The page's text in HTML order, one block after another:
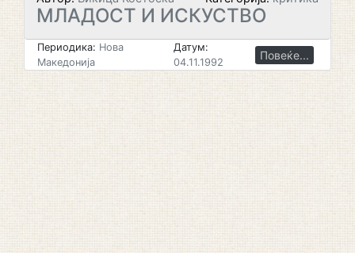
МЛАДОСТ И ИСКУСТВО
Периодика: Нова
Македонија
Датум:
04.11.1992
Повеќе...